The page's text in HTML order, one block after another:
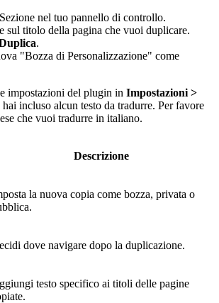
Sezione nel tuo pannello di controllo.
sul titolo della pagina che vuoi duplicare.
.
"Bozza di Personalizzazione" come
impostazioni del plugin in Impostazioni >
incluso alcun testo da tradurre. Per favore
che vuoi tradurre in italiano.
Descrizione
la nuova copia come bozza, privata o
dove navigare dopo la duplicazione.
testo specifico ai titoli delle pagine